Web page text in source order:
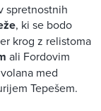
spretnostnih
, ki se bodo
krog z relistoma
ali Fordovim
med
Tepešem.